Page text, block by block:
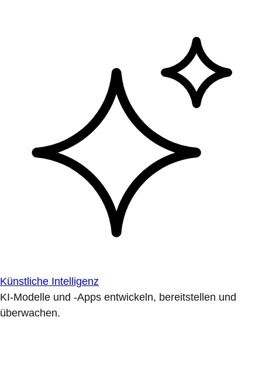
Künstliche Intelligenz
KI-Modelle und -Apps entwickeln, bereitstellen und
überwachen.